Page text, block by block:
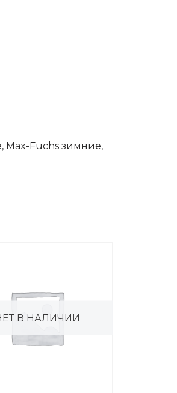
Max-Fuchs зимние,
В НАЛИЧИИ